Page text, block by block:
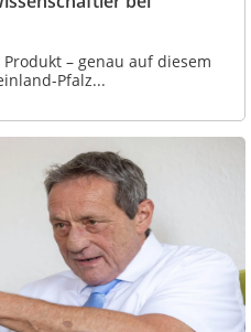
– genau auf diesem
Pfalz...